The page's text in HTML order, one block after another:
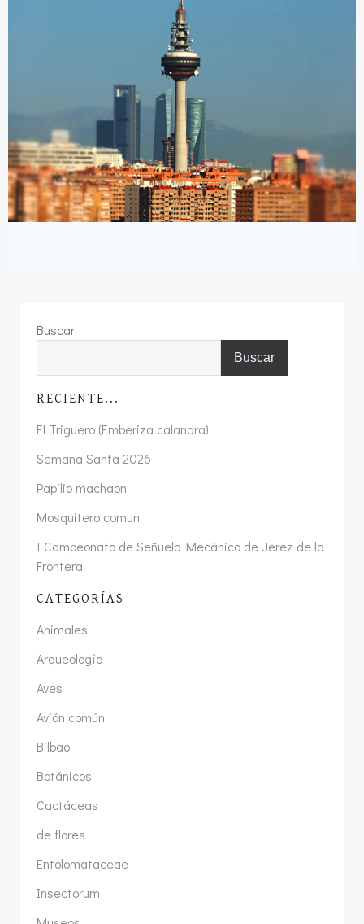
Buscar
Buscar
RECIENTE...
El Triguero (Emberiza calandra)
Semana Santa 2026
Papilio machaon
Mosquitero comun
I Campeonato de Señuelo Mecánico de Jerez de la
Frontera
CATEGORÍAS
Animales
Arqueología
Aves
Avión común
Bilbao
Botánicos
Cactáceas
de flores
Entolomataceae
Insectorum